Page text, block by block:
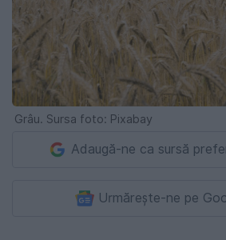
Grâu. Sursa foto: Pixabay
Adaugă-ne ca sursă
Urmărește-ne pe